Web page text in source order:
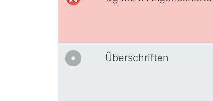
Überschriften